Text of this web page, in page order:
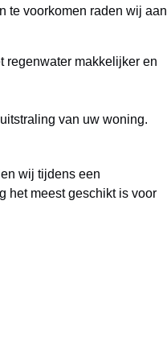
te voorkomen raden wij aan
regenwater makkelijker en
van uw woning.
wij tijdens een
het meest geschikt is voor